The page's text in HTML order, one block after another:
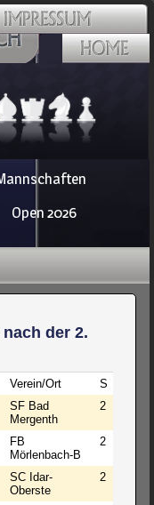
Open 2026
der 2.
Verein/Ort S
SF Bad
Mergenth
2
FB
Mörlenbach-B
2
SC Idar-
Oberste
2